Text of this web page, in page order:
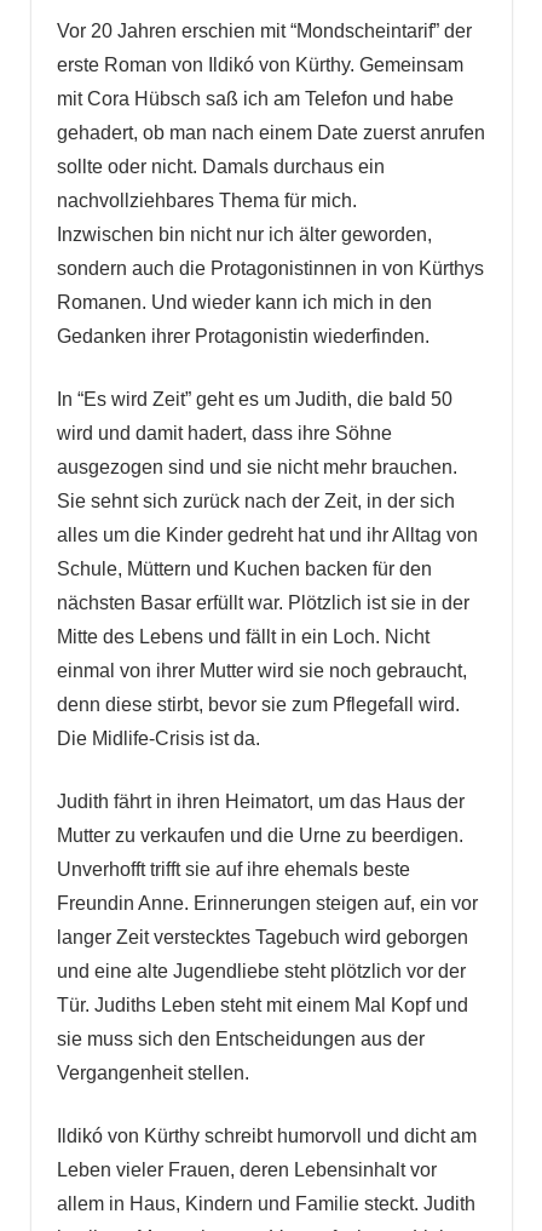
Vor 20 Jahren erschien mit “Mondscheintarif” der
erste Roman von Ildikó von Kürthy. Gemeinsam
mit Cora Hübsch saß ich am Telefon und habe
gehadert, ob man nach einem Date zuerst anrufen
sollte oder nicht. Damals durchaus ein
nachvollziehbares Thema für mich.
Inzwischen bin nicht nur ich älter geworden,
sondern auch die Protagonistinnen in von Kürthys
Romanen. Und wieder kann ich mich in den
Gedanken ihrer Protagonistin wiederfinden.
In “Es wird Zeit” geht es um Judith, die bald 50
wird und damit hadert, dass ihre Söhne
ausgezogen sind und sie nicht mehr brauchen.
Sie sehnt sich zurück nach der Zeit, in der sich
alles um die Kinder gedreht hat und ihr Alltag von
Schule, Müttern und Kuchen backen für den
nächsten Basar erfüllt war. Plötzlich ist sie in der
Mitte des Lebens und fällt in ein Loch. Nicht
einmal von ihrer Mutter wird sie noch gebraucht,
denn diese stirbt, bevor sie zum Pflegefall wird.
Die Midlife-Crisis ist da.
Judith fährt in ihren Heimatort, um das Haus der
Mutter zu verkaufen und die Urne zu beerdigen.
Unverhofft trifft sie auf ihre ehemals beste
Freundin Anne. Erinnerungen steigen auf, ein vor
langer Zeit verstecktes Tagebuch wird geborgen
und eine alte Jugendliebe steht plötzlich vor der
Tür. Judiths Leben steht mit einem Mal Kopf und
sie muss sich den Entscheidungen aus der
Vergangenheit stellen.
Ildikó von Kürthy schreibt humorvoll und dicht am
Leben vieler Frauen, deren Lebensinhalt vor
allem in Haus, Kindern und Familie steckt. Judith